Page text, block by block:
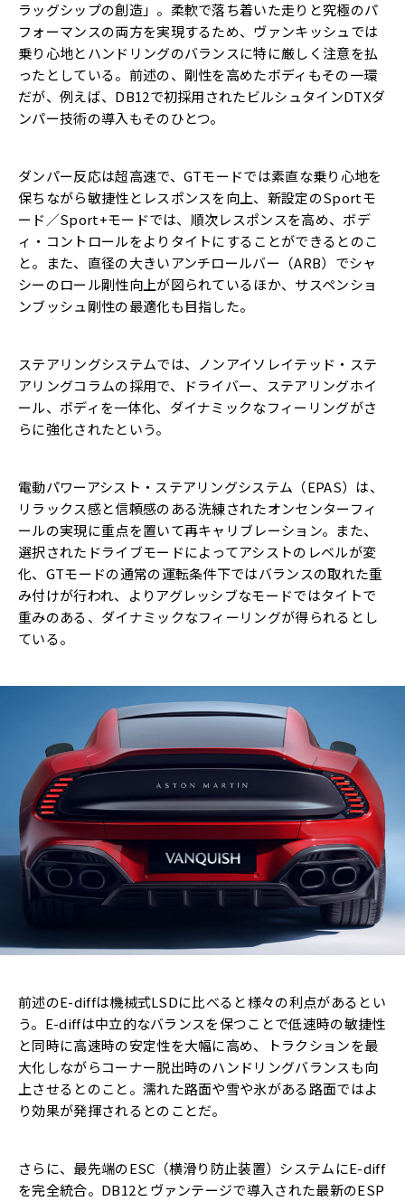
ラッグシップの創造」。柔軟で落ち着いた走りと究極のパ
フォーマンスの両方を実現するため、ヴァンキッシュでは
乗り心地とハンドリングのバランスに特に厳しく注意を払
ったとしている。前述の、剛性を高めたボディもその一環
だが、例えば、DB12で初採用されたビルシュタインDTXダ
ンパー技術の導入もそのひとつ。
ダンパー反応は超高速で、GTモードでは素直な乗り心地を
保ちながら敏捷性とレスポンスを向上、新設定のSportモ
ード／Sport+モードでは、順次レスポンスを高め、ボデ
ィ・コントロールをよりタイトにすることができるとのこ
と。また、直径の大きいアンチロールバー（ARB）でシャ
シーのロール剛性向上が図られているほか、サスペンショ
ンブッシュ剛性の最適化も目指した。
ステアリングシステムでは、ノンアイソレイテッド・ステ
アリングコラムの採用で、ドライバー、ステアリングホイ
ール、ボディを一体化、ダイナミックなフィーリングがさ
らに強化されたという。
電動パワーアシスト・ステアリングシステム（EPAS）は、
リラックス感と信頼感のある洗練されたオンセンターフィ
ールの実現に重点を置いて再キャリブレーション。また、
選択されたドライブモードによってアシストのレベルが変
化、GTモードの通常の運転条件下ではバランスの取れた重
み付けが行われ、よりアグレッシブなモードではタイトで
重みのある、ダイナミックなフィーリングが得られるとし
ている。
前述のE-diffは機械式LSDに比べると様々の利点があるとい
う。E-diffは中立的なバランスを保つことで低速時の敏捷性
と同時に高速時の安定性を大幅に高め、トラクションを最
大化しながらコーナー脱出時のハンドリングバランスも向
上させるとのこと。濡れた路面や雪や氷がある路面ではよ
り効果が発揮されるとのことだ。
さらに、最先端のESC（横滑り防止装置）システムにE-diff
を完全統合。DB12とヴァンテージで導入された最新のESP